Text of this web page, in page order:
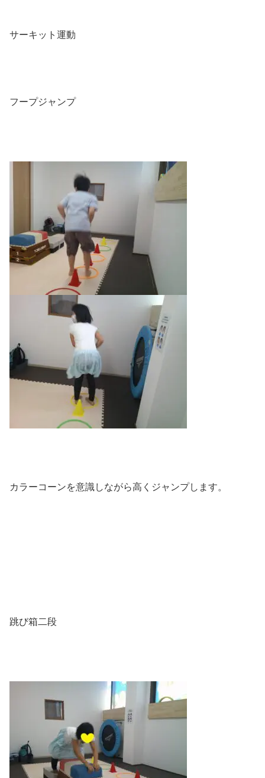
サーキット運動
フープジャンプ
カラーコーンを意識しながら高くジャンプします。
跳び箱二段